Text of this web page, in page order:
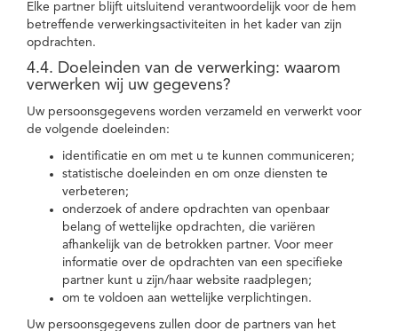
Elke partner blijft uitsluitend verantwoordelijk voor de hem
betreffende verwerkingsactiviteiten in het kader van zijn
opdrachten.
4.4. Doeleinden van de verwerking: waarom
verwerken wij uw gegevens?
Uw persoonsgegevens worden verzameld en verwerkt voor
de volgende doeleinden:
identificatie en om met u te kunnen communiceren;
statistische doeleinden en om onze diensten te
verbeteren;
onderzoek of andere opdrachten van openbaar
belang of wettelijke opdrachten, die variëren
afhankelijk van de betrokken partner. Voor meer
informatie over de opdrachten van een specifieke
partner kunt u zijn/haar website raadplegen;
om te voldoen aan wettelijke verplichtingen.
Uw persoonsgegevens zullen door de partners van het